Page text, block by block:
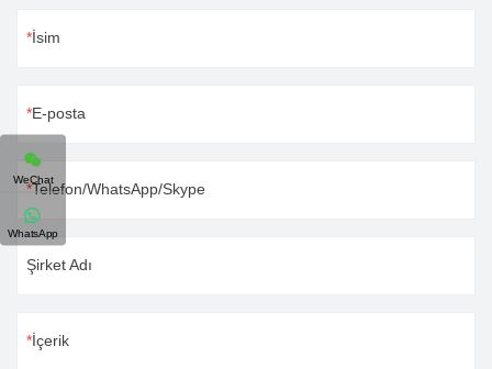
İsim
E-posta
Telefon/WhatsApp/Skype
Şirket Adı
İçerik
WeChat
WhatsApp